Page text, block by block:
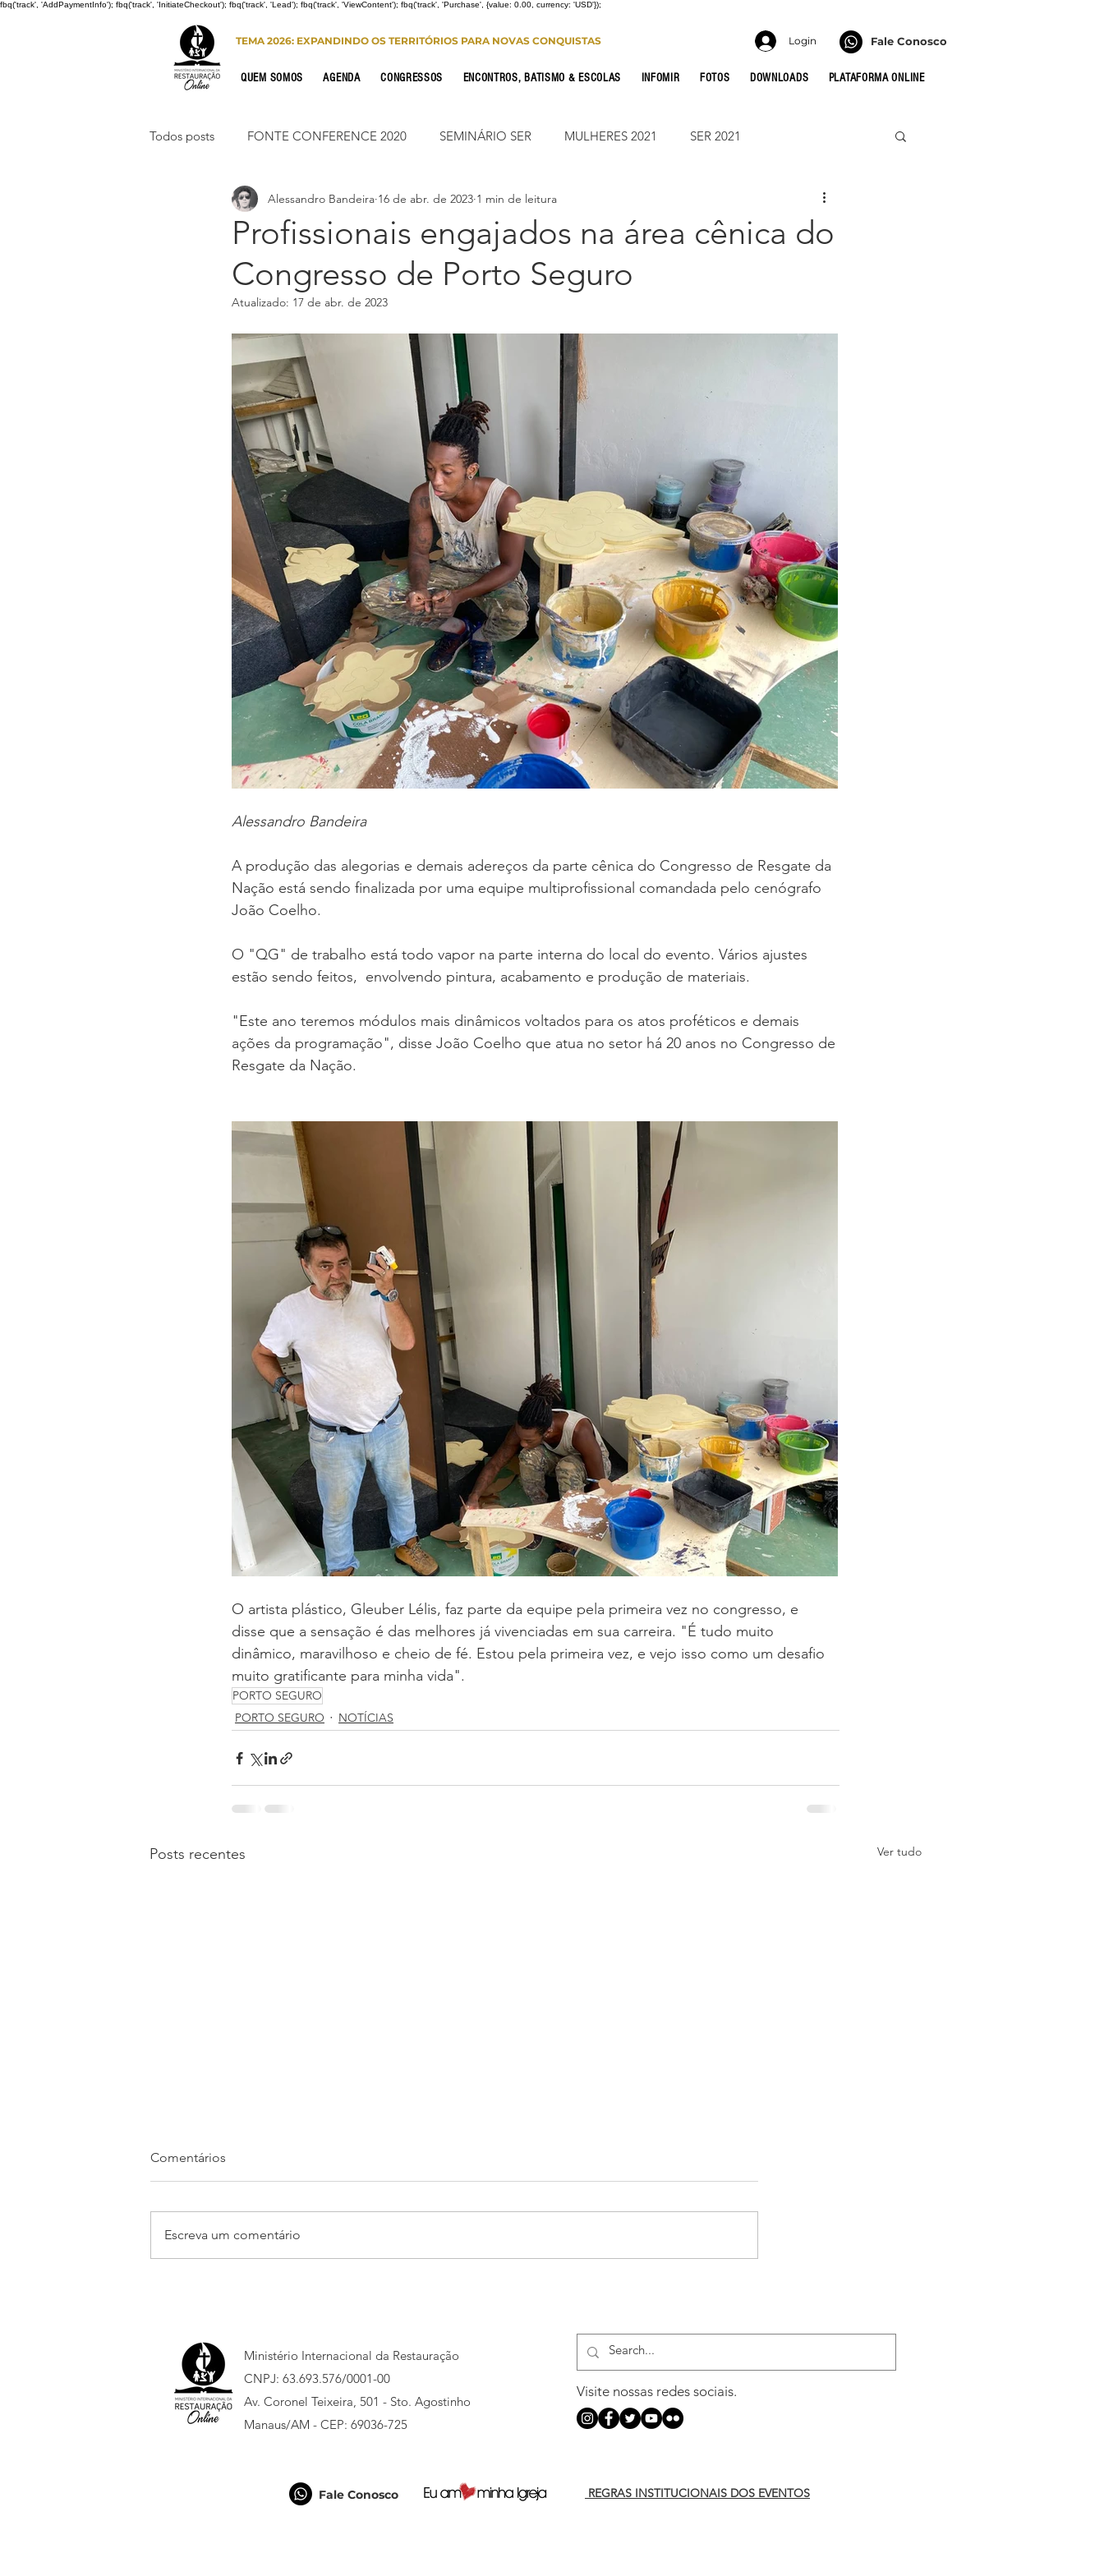
fbq('track', 'AddPaymentInfo'); fbq('track', 'InitiateCheckout'); fbq('track', 'Lead'); fbq('track', 'ViewContent'); fbq('track', 'Purchase', {value: 0.00, currency: 'USD'});
TEMA 2026: EXPANDINDO OS TERRITÓRIOS PARA NOVAS CONQUISTAS Fale Conosco
QUEM SOMOS AGENDA CONGRESSOS ENCONTROS, BATISMO & ESCOLAS INFOMIR FOTOS DOWNLOADS PLATAFORMA ONLINE
Login
Todos posts FONTE CONFERENCE 2020 SEMINÁRIO SER MULHERES 2021 SER 2021
CONGRESSO DE HOMENS FONTE CONFERENCE JUMP ON HONRA
PORTO SEGURO INTERNACIONAL NOTÍCIAS ESTUDO PARA OS 12
Congresso de Mulheres 2022 Leitura Bíblica JUMP SUMARÉ 2022 JUMP SUMARÉ MULHERES
AGENDA SEMANAL TEMA DO ANO CFNI DOUTRINA CONSOLIDAÇÃO
SEMINÁRIO FAMÍLIA Congresso de Crianças HOMENS MULHERES E CASAIS
Profissionais engajados na área cênica do
Congresso de Porto Seguro
Alessandro Bandeira 16 de abr. de 2023 1 min de leitura
Atualizado: 17 de abr. de 2023
Alessandro Bandeira
A produção das alegorias e demais adereços da parte cênica do Congresso de Resgate da
Nação está sendo finalizada por uma equipe multiprofissional comandada pelo cenógrafo
João Coelho.
O "QG" de trabalho está todo vapor na parte interna do local do evento. Vários ajustes
estão sendo feitos,  envolvendo pintura, acabamento e produção de materiais.
"Este ano teremos módulos mais dinâmicos voltados para os atos proféticos e demais
ações da programação", disse João Coelho que atua no setor há 20 anos no Congresso de
Resgate da Nação.
O artista plástico, Gleuber Lélis, faz parte da equipe pela primeira vez no congresso, e
disse que a sensação é das melhores já vivenciadas em sua carreira. "É tudo muito
dinâmico, maravilhoso e cheio de fé. Estou pela primeira vez, e vejo isso como um desafio
muito gratificante para minha vida".
PORTO SEGURO
PORTO SEGURO
NOTÍCIAS
Posts recentes Ver tudo
Comentários
Escreva um comentário
Ministério Internacional da Restauração
CNPJ: 63.693.576/0001-00
Av. Coronel Teixeira, 501 - Sto. Agostinho
Manaus/AM - CEP: 69036-725
Visite nossas redes sociais.
Fale Conosco REGRAS INSTITUCIONAIS DOS EVENTOS